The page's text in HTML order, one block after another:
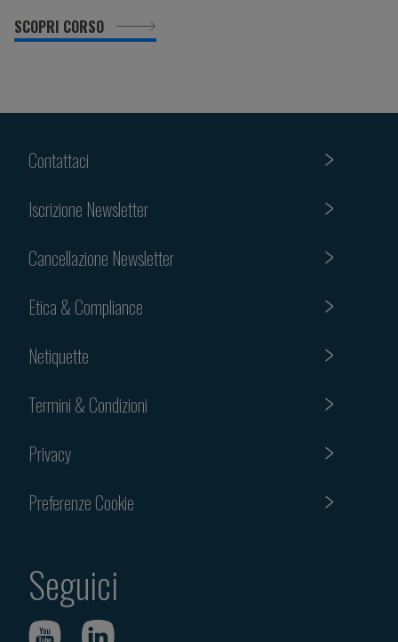
SCOPRI CORSO
Contattaci
Iscrizione Newsletter
Cancellazione Newsletter
Etica & Compliance
Netiquette
Termini & Condizioni
Privacy
Preferenze Cookie
Seguici